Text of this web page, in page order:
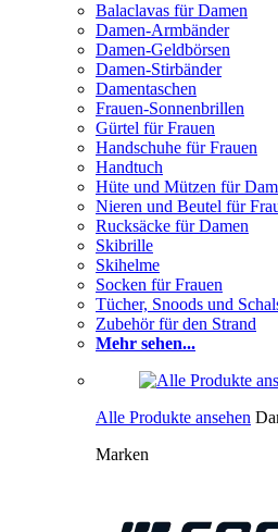
Balaclavas für Damen
Damen-Armbänder
Damen-Geldbörsen
Damen-Stirbänder
Damentaschen
Frauen-Sonnenbrillen
Gürtel für Frauen
Handschuhe für Frauen
Handtuch
Hüte und Mützen für
Nieren und Beutel für
Rucksäcke für Damen
Skibrille
Skihelme
Socken für Frauen
Tücher, Snoods und
Zubehör für den Strand
Mehr sehen...
Alle Produkte ansehen
Marken